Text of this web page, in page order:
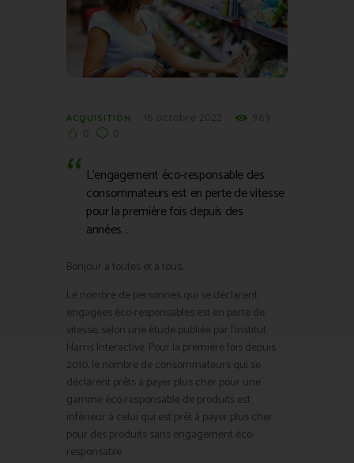
ACQUISITION
L’engagement éco-responsable des
consommateurs est en perte de vitesse
pour la première fois depuis des
années…
Bonjour à toutes et à tous,
Le nombre de personnes qui se déclarent
engagées éco-responsables est en perte de
vitesse, selon une étude publiée par l’institut
Harris Interactive. Pour la première fois depuis
2010, le nombre de consommateurs qui se
déclarent prêts à payer plus cher pour une
gamme éco-responsable de produits est
inférieur à celui qui est prêt à payer plus cher
pour des produits sans engagement éco-
responsable.